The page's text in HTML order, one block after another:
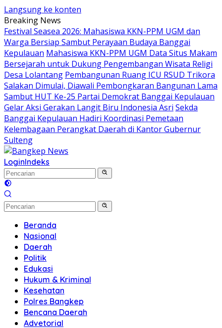
Langsung ke konten
Breaking News
Festival Seasea 2026: Mahasiswa KKN-PPM UGM dan
Warga Bersiap Sambut Perayaan Budaya Banggai
Kepulauan Mahasiswa KKN-PPM UGM Data Situs Makam
Bersejarah untuk Dukung Pengembangan Wisata Religi
Desa Lolantang Pembangunan Ruang ICU RSUD Trikora
Salakan Dimulai, Diawali Pembongkaran Bangunan Lama
Sambut HUT Ke-25 Partai Demokrat Banggai Kepulauan
Gelar Aksi Gerakan Langit Biru Indonesia Asri Sekda
Banggai Kepulauan Hadiri Koordinasi Pemetaan
Kelembagaan Perangkat Daerah di Kantor Gubernur
Sulteng
LoginIndeks
Beranda
Nasional
Daerah
Politik
Edukasi
Hukum & Kriminal
Kesehatan
Polres Bangkep
Bencana Daerah
Advetorial